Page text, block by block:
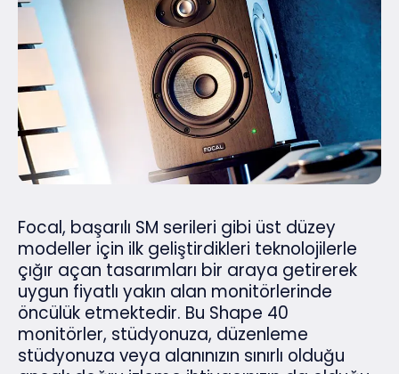
Focal, başarılı SM serileri gibi üst düzey
modeller için ilk geliştirdikleri teknolojilerle
çığır açan tasarımları bir araya getirerek
uygun fiyatlı yakın alan monitörlerinde
öncülük etmektedir. Bu Shape 40
monitörler, stüdyonuza, düzenleme
stüdyonuza veya alanınızın sınırlı olduğu